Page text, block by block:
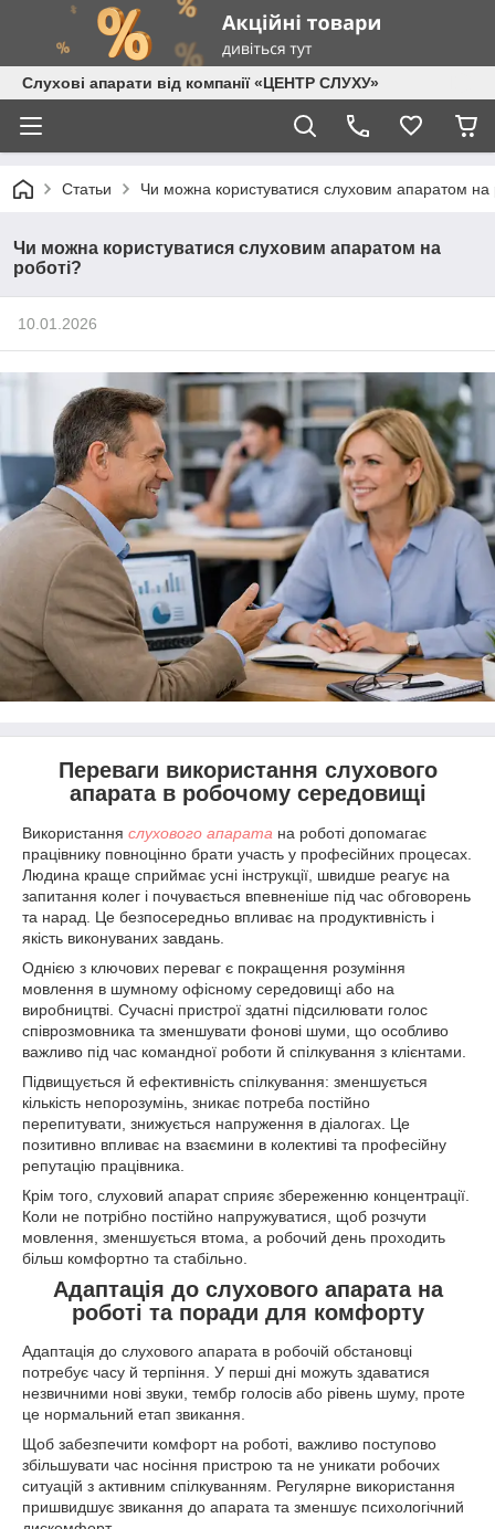
Слухові апарати від компанії «ЦЕНТР СЛУХУ»
Статьи Чи можна користуватися слуховим апаратом на
Чи можна користуватися слуховим апаратом на
роботі?
10.01.2026
Переваги використання слухового
апарата в робочому середовищі
Використання слухового апарата на роботі допомагає
працівнику повноцінно брати участь у професійних процесах.
Людина краще сприймає усні інструкції, швидше реагує на
запитання колег і почувається впевненіше під час обговорень
та нарад. Це безпосередньо впливає на продуктивність і
якість виконуваних завдань.
Однією з ключових переваг є покращення розуміння
мовлення в шумному офісному середовищі або на
виробництві. Сучасні пристрої здатні підсилювати голос
співрозмовника та зменшувати фонові шуми, що особливо
важливо під час командної роботи й спілкування з клієнтами.
Підвищується й ефективність спілкування: зменшується
кількість непорозумінь, зникає потреба постійно
перепитувати, знижується напруження в діалогах. Це
позитивно впливає на взаємини в колективі та професійну
репутацію працівника.
Крім того, слуховий апарат сприяє збереженню концентрації.
Коли не потрібно постійно напружуватися, щоб розчути
мовлення, зменшується втома, а робочий день проходить
більш комфортно та стабільно.
Адаптація до слухового апарата на
роботі та поради для комфорту
Адаптація до слухового апарата в робочій обстановці
потребує часу й терпіння. У перші дні можуть здаватися
незвичними нові звуки, тембр голосів або рівень шуму, проте
це нормальний етап звикання.
Щоб забезпечити комфорт на роботі, важливо поступово
збільшувати час носіння пристрою та не уникати робочих
ситуацій з активним спілкуванням. Регулярне використання
пришвидшує звикання до апарата та зменшує психологічний